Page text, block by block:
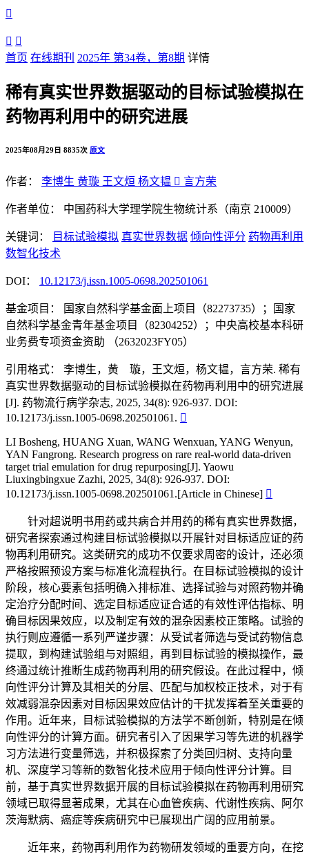

 
首页 在线期刊 2025年 第34卷，第8期 详情
稀有真实世界数据驱动的目标试验模拟在
药物再利用中的研究进展
2025年08月29日 8835次 原文
作者： 李博生 黄璇 王文烜 杨文韫  言方荣
作者单位： 中国药科大学理学院生物统计系（南京 210009）
关键词： 目标试验模拟 真实世界数据 倾向性评分 药物再利用
数智化技术
DOI： 10.12173/j.issn.1005-0698.202501061
基金项目：
国家自然科学基金面上项目（82273735）；国家
自然科学基金青年基金项目（82304252）；中央高校基本科研
业务费专项资金资助 （2632023FY05）
引用格式：
李博生，黄 璇，王文烜，杨文韫，言方荣. 稀有
真实世界数据驱动的目标试验模拟在药物再利用中的研究进展
[J]. 药物流行病学杂志, 2025, 34(8): 926-937. DOI:
10.12173/j.issn.1005-0698.202501061. 
LI Bosheng, HUANG Xuan, WANG Wenxuan, YANG Wenyun,
YAN Fangrong. Research progress on rare real-world data-driven
target trial emulation for drug repurposing[J]. Yaowu
Liuxingbingxue Zazhi, 2025, 34(8): 926-937. DOI:
10.12173/j.issn.1005-0698.202501061.[Article in Chinese] 
针对超说明书用药或共病合并用药的稀有真实世界数据，
研究者探索通过构建目标试验模拟以开展针对目标适应证的药
物再利用研究。这类研究的成功不仅要求周密的设计，还必须
严格按照预设方案与标准化流程执行。在目标试验模拟的设计
阶段，核心要素包括明确入排标准、选择试验与对照药物并确
定治疗分配时间、选定目标适应证合适的有效性评估指标、明
确目标因果效应，以及制定有效的混杂因素校正策略。试验的
执行则应遵循一系列严谨步骤：从受试者筛选与受试药物信息
提取，到构建试验组与对照组，再到目标试验的模拟操作，最
终通过统计推断生成药物再利用的研究假设。在此过程中，倾
向性评分计算及其相关的分层、匹配与加权校正技术，对于有
效减弱混杂因素对目标因果效应估计的干扰发挥着至关重要的
作用。近年来，目标试验模拟的方法学不断创新，特别是在倾
向性评分的计算方面。研究者引入了因果学习等先进的机器学
习方法进行变量筛选，并积极探索了分类回归树、支持向量
机、深度学习等新的数智化技术应用于倾向性评分计算。目
前，基于真实世界数据开展的目标试验模拟在药物再利用研究
领域已取得显著成果，尤其在心血管疾病、代谢性疾病、阿尔
茨海默病、癌症等疾病研究中已展现出广阔的应用前景。
近年来，药物再利用作为药物研发领域的重要方向，在挖